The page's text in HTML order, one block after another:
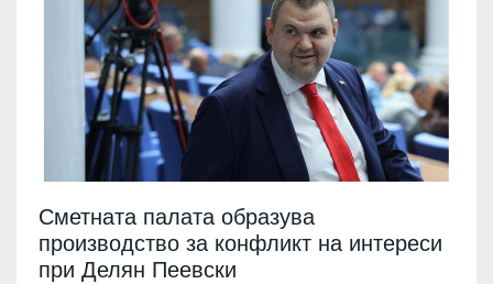
Сметната палата образува
производство за конфликт на интереси
при Делян Пеевски